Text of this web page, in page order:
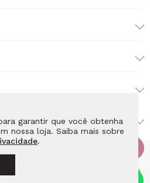
garantir que você obtenha
nossa loja. Saiba mais sobre
.
reservados. Proibida reprodução
sujeitos a alteração sem aviso
Ltda - CNPJ: 14.495.839/0001-52
- Barra da Tijuca Rio de Janeiro - RJ